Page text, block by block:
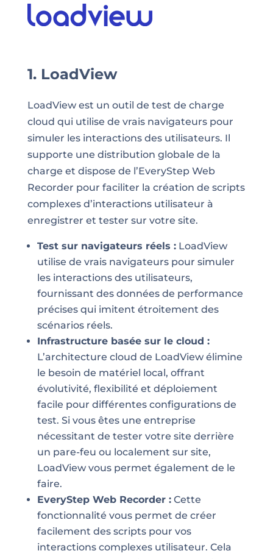
1. LoadView
LoadView est un outil de test de charge
cloud qui utilise de vrais navigateurs pour
simuler les interactions des utilisateurs. Il
supporte une distribution globale de la
charge et dispose de l’EveryStep Web
Recorder pour faciliter la création de scripts
complexes d’interactions utilisateur à
enregistrer et tester sur votre site.
Test sur navigateurs réels :LoadView
utilise de vrais navigateurs pour simuler
les interactions des utilisateurs,
fournissant des données de performance
précises qui imitent étroitement des
scénarios réels.
Infrastructure basée sur le cloud :
L’architecture cloud de LoadView élimine
le besoin de matériel local, offrant
évolutivité, flexibilité et déploiement
facile pour différentes configurations de
test. Si vous êtes une entreprise
nécessitant de tester votre site derrière
un pare-feu ou localement sur site,
LoadView vous permet également de le
faire.
EveryStep Web Recorder :Cette
fonctionnalité vous permet de créer
facilement des scripts pour vos
interactions complexes utilisateur. Cela